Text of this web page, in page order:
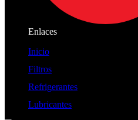
Enlaces
Inicio
Filtros
Refrigerantes
Lubricantes